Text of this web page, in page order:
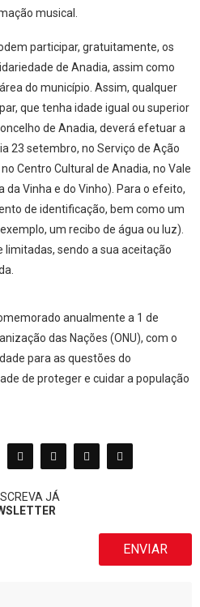
musical.
participar, gratuitamente, os
de Anadia, assim como
do município. Assim, qualquer
que tenha idade igual ou superior
de Anadia, deverá efetuar a
23 setembro, no Serviço de Ação
Centro Cultural de Anadia, no Vale
da Vinha e do Vinho). Para o efeito,
de identificação, bem como um
um recibo de água ou luz).
limitadas, sendo a sua aceitação
anualmente a 1 de
das Nações (ONU), com o
para as questões do
de proteger e cuidar a população
JÁ
ENVIAR